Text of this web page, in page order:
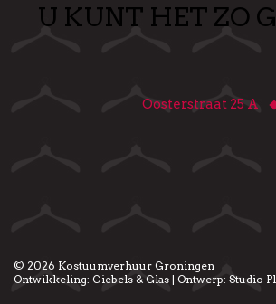
U KUNT HET ZO
Oosterstraat 25 A
© 2026 Kostuumverhuur Groningen
Ontwikkeling: Giebels & Glas | Ontwerp: Studio